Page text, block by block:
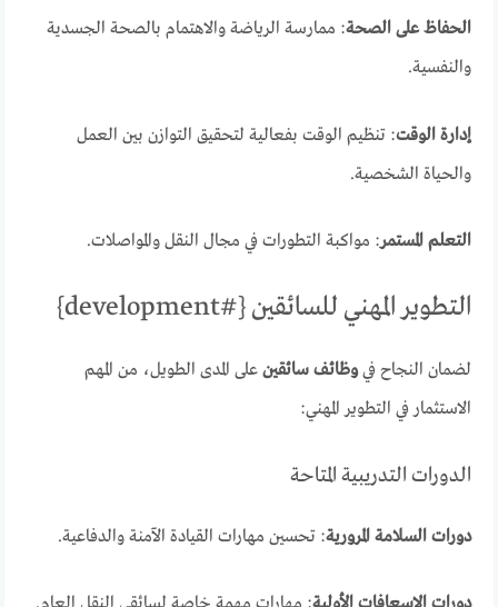
الحفاظ على الصحة: ممارسة الرياضة والاهتمام بالصحة الجسدية
والنفسية.
إدارة الوقت: تنظيم الوقت بفعالية لتحقيق التوازن بين العمل
والحياة الشخصية.
التعلم المستمر: مواكبة التطورات في مجال النقل والمواصلات.
التطوير المهني للسائقين {#development}
لضمان النجاح فيوظائف سائقين على المدى الطويل، من المهم
الاستثمار في التطوير المهني:
الدورات التدريبية المتاحة
دورات السلامة المرورية: تحسين مهارات القيادة الآمنة والدفاعية.